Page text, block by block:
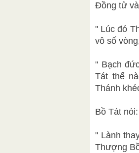
Đồng tử
" Lúc đó
vô số
" Bạch
Tát thế
Thánh
Bồ Tát nói:
" Lành
Thượng